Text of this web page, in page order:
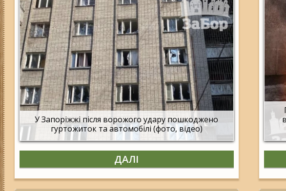
У Запоріжжі після ворожого удару пошкоджено
гуртожиток та автомобілі (фото, відео)
ДАЛІ